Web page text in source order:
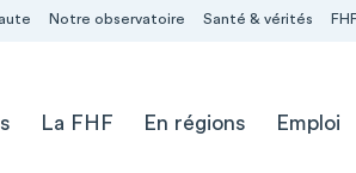
Notre observatoire Santé & vérités
La FHF En régions Emploi